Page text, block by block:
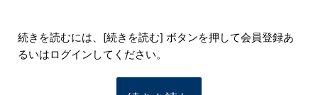
続きを読むには、[続きを読む] ボタンを押して会員登録あ
るいはログインしてください。